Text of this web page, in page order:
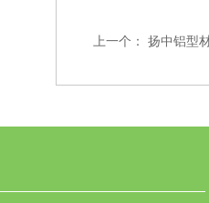
上一个： 扬中铝型